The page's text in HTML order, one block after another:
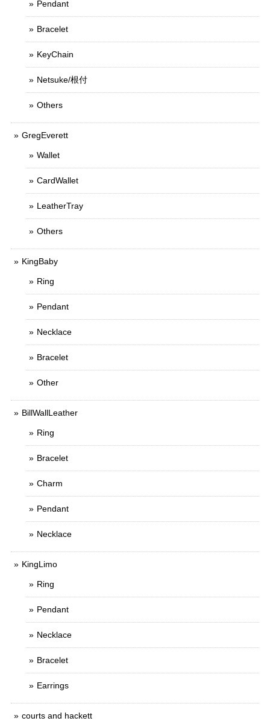
Pendant
Bracelet
KeyChain
Netsuke/根付
Others
GregEverett
Wallet
CardWallet
LeatherTray
Others
KingBaby
Ring
Pendant
Necklace
Bracelet
Other
BillWallLeather
Ring
Bracelet
Charm
Pendant
Necklace
KingLimo
Ring
Pendant
Necklace
Bracelet
Earrings
courts and hackett